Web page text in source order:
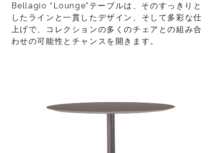
Bellagio “Lounge”テーブルは、そのすっきりと
したラインと一貫したデザイン、そして多彩な仕
上げで、コレクションの多くのチェアとの組み合
わせの可能性とチャンスを開きます。